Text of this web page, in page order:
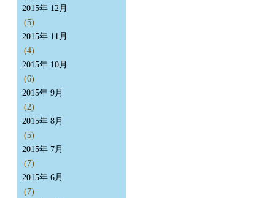
2015年 12月
(5)
2015年 11月
(4)
2015年 10月
(6)
2015年 9月
(2)
2015年 8月
(5)
2015年 7月
(7)
2015年 6月
(7)